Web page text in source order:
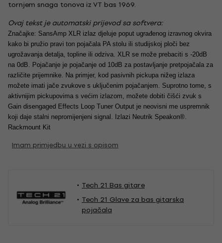
tornjem snaga tonova iz VT bas 1969.
Ovaj tekst je automatski prijevod sa softvera:
Značajke: SansAmp XLR izlaz djeluje poput ugrađenog izravnog okvira
kako bi pružio pravi ton pojačala PA stolu ili studijskoj ploči bez
ugrožavanja detalja, topline ili odziva. XLR se može prebaciti s -20dB
na 0dB. Pojačanje je pojačanje od 10dB za postavljanje pretpojačala za
različite prijemnike. Na primjer, kod pasivnih pickupa nižeg izlaza
možete imati jače zvukove s uključenim pojačanjem. Suprotno tome, s
aktivnijim pickupovima s većim izlazom, možete dobiti čišći zvuk s
Gain disengaged Effects Loop Tuner Output je neovisni me uspremnik
koji daje stalni nepromijenjeni signal. Izlazi Neutrik Speakon®.
Rackmount Kit
Imam primjedbu u vezi s opisom
Tech 21 Bas gitare
Tech 21 Glave za bas gitarska
pojačala